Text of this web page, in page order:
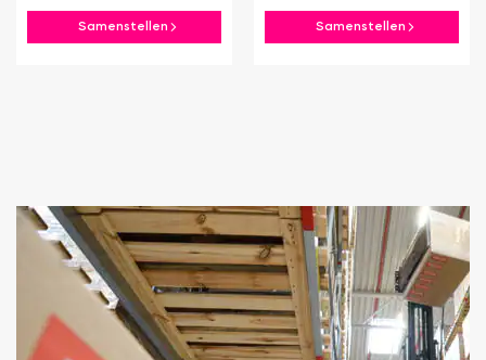
Samenstellen Samenstellen